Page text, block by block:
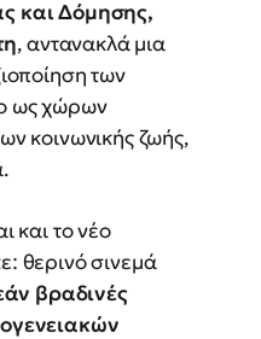
και Δόμησης,
, αντανακλά μια
των
ως χώρων
κοινωνικής ζωής,
και το νέο
θερινό σινεμά
βραδινές